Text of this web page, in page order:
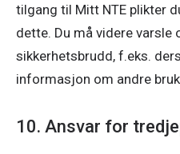
tilgang til Mitt NTE plikter
dette. Du må videre
sikkerhetsbrudd, f.eks.
informasjon om andre
10. Ansvar for